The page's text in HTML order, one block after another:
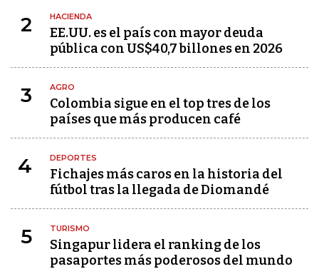
2 HACIENDA
EE.UU. es el país con mayor deuda
pública con US$40,7 billones en 2026
3 AGRO
Colombia sigue en el top tres de los
países que más producen café
4 DEPORTES
Fichajes más caros en la historia del
fútbol tras la llegada de Diomandé
5 TURISMO
Singapur lidera el ranking de los
pasaportes más poderosos del mundo